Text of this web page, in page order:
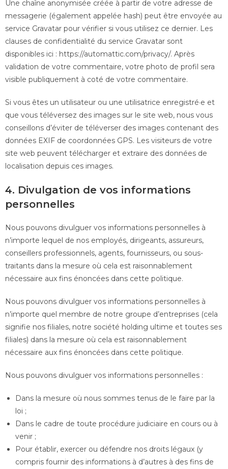
Une chaîne anonymisée créée à partir de votre adresse de
messagerie (également appelée hash) peut être envoyée au
service Gravatar pour vérifier si vous utilisez ce dernier. Les
clauses de confidentialité du service Gravatar sont
disponibles ici : https://automattic.com/privacy/. Après
validation de votre commentaire, votre photo de profil sera
visible publiquement à coté de votre commentaire.
Si vous êtes un utilisateur ou une utilisatrice enregistré·e et
que vous téléversez des images sur le site web, nous vous
conseillons d’éviter de téléverser des images contenant des
données EXIF de coordonnées GPS. Les visiteurs de votre
site web peuvent télécharger et extraire des données de
localisation depuis ces images.
4. Divulgation de vos informations
personnelles
Nous pouvons divulguer vos informations personnelles à
n’importe lequel de nos employés, dirigeants, assureurs,
conseillers professionnels, agents, fournisseurs, ou sous-
traitants dans la mesure où cela est raisonnablement
nécessaire aux fins énoncées dans cette politique.
Nous pouvons divulguer vos informations personnelles à
n’importe quel membre de notre groupe d’entreprises (cela
signifie nos filiales, notre société holding ultime et toutes ses
filiales) dans la mesure où cela est raisonnablement
nécessaire aux fins énoncées dans cette politique.
Nous pouvons divulguer vos informations personnelles :
Dans la mesure où nous sommes tenus de le faire par la
loi ;
Dans le cadre de toute procédure judiciaire en cours ou à
venir ;
Pour établir, exercer ou défendre nos droits légaux (y
compris fournir des informations à d’autres à des fins de